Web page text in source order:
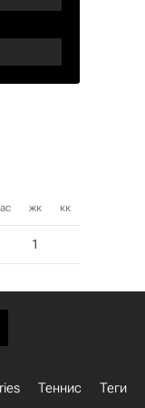
жк кк
1
Теннис Теги